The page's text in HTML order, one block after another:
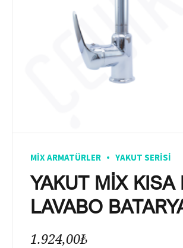
MIX ARMATÜRLER YAKUT SERISI
YAKUT MİX KISA
LAVABO
1.924,00₺